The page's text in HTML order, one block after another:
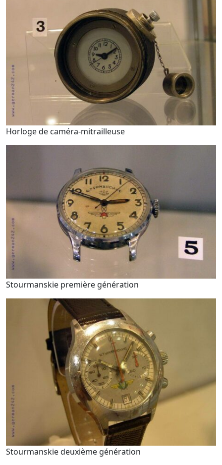
Horloge de caméra-mitrailleuse
Stourmanskie première génération
Stourmanskie deuxième génération